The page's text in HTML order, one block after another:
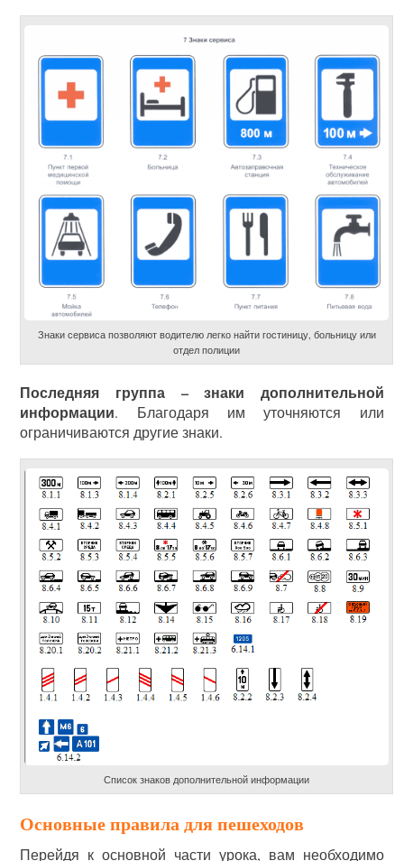
Знаки сервиса позволяют водителю легко найти гостиницу, больницу или
отдел полиции
Последняя группа – знаки дополнительной
информации. Благодаря им уточняются или
ограничиваются другие знаки.
Список знаков дополнительной информации
Основные правила для пешеходов
Перейдя к основной части урока, вам необходимо